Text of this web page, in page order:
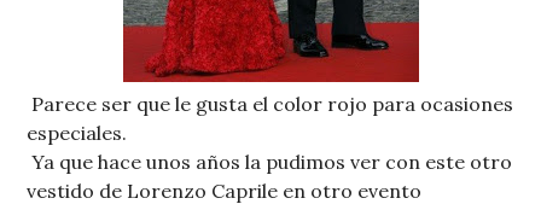
Parece ser que le gusta el color rojo para ocasiones
especiales.
Ya que hace unos años la pudimos ver con este otro
vestido de Lorenzo Caprile en otro evento